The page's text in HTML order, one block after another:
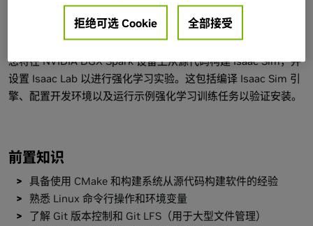
您将完成
您将在 NVIDIA DGX Spark 设备上从源代码构建 Isaac Sim，并
设置 Isaac Lab 以进行强化学习实验。这包括编译 Isaac Sim 引
擎、配置开发环境以及运行示例强化学习训练任务以验证安装。
前置知识
具备使用 CMake 和构建系统从源代码构建软件的经验
熟悉 Linux 命令行操作和环境变量
了解 Git 版本控制和 Git LFS（用于大型文件管理）
拒绝可选 Cookie 全部接受